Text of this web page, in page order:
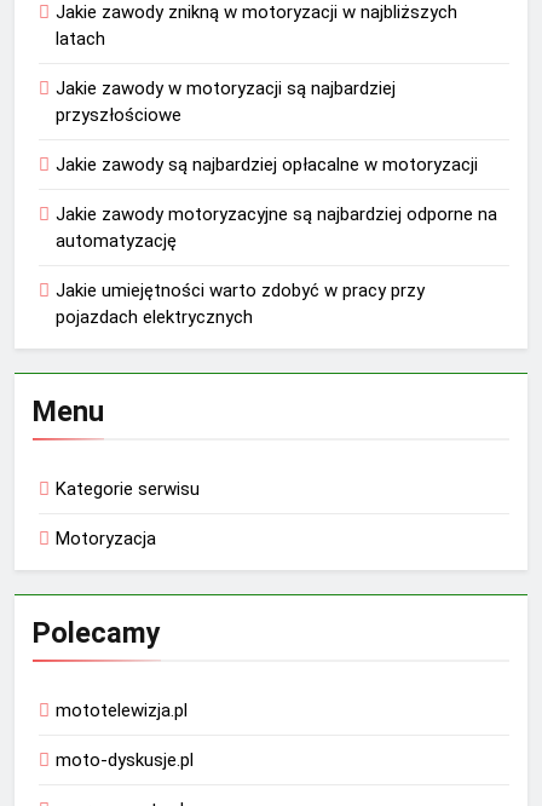
Jakie zawody znikną w motoryzacji w najbliższych
latach
Jakie zawody w motoryzacji są najbardziej
przyszłościowe
Jakie zawody są najbardziej opłacalne w motoryzacji
Jakie zawody motoryzacyjne są najbardziej odporne na
automatyzację
Jakie umiejętności warto zdobyć w pracy przy
pojazdach elektrycznych
Menu
Kategorie serwisu
Motoryzacja
Polecamy
mototelewizja.pl
moto-dyskusje.pl